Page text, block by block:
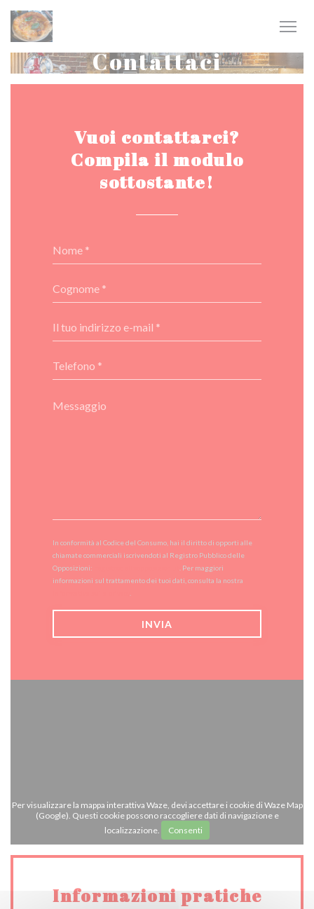
Personalizzazione delle tue scelte sui cookie
Contattaci
Vuoi contattarci?
Compila il modulo
sottostante!
In conformità al Codice del Consumo, hai il diritto di opporti alle
chiamate commerciali iscrivendoti al Registro Pubblico delle
Opposizioni:
. Per maggiori
informazioni sul trattamento dei tuoi dati, consulta la nostra
Per visualizzare la mappa interattiva Waze, devi accettare i cookie di Waze Map
(Google). Questi cookie possono raccogliere dati di navigazione e
localizzazione.
Consenti
Informazioni pratiche